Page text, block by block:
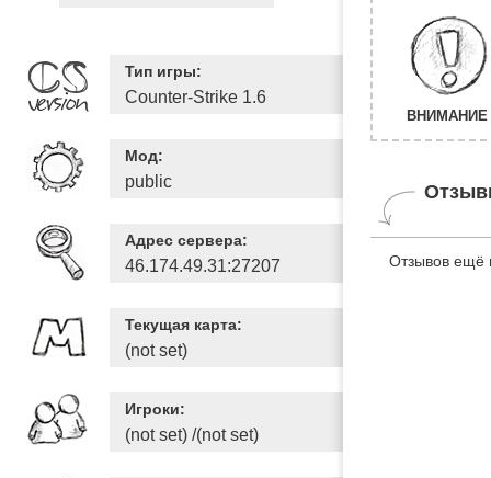
Тип игры:
Counter-Strike 1.6
Мод:
public
Адрес сервера:
46.174.49.31:27207
Текущая карта:
(not set)
Игроки:
(not set) /(not set)
ВНИМАНИЕ
Отзывов ещё